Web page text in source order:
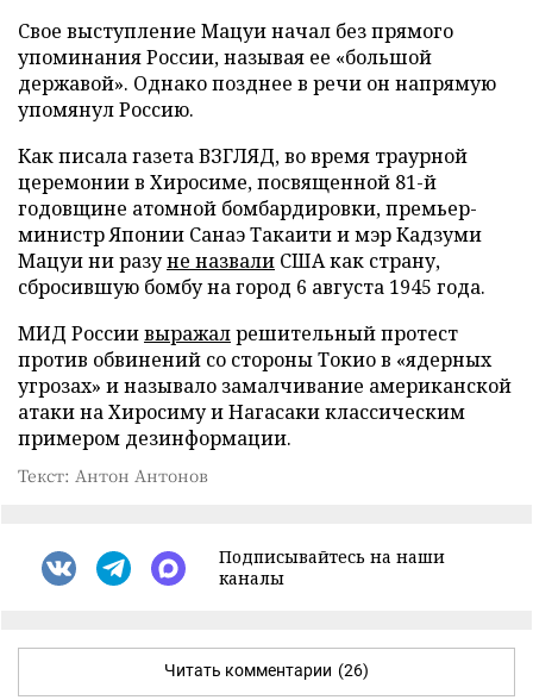
Свое выступление Мацуи начал без прямого
упоминания России, называя ее «большой
державой». Однако позднее в речи он напрямую
упомянул Россию.
Как писала газета ВЗГЛЯД, во время траурной
церемонии в Хиросиме, посвященной 81-й
годовщине атомной бомбардировки, премьер-
министр Японии Санаэ Такаити и мэр Кадзуми
Мацуи ни разуне назвали США как страну,
сбросившую бомбу на город 6 августа 1945 года.
МИД Россиивыражалрешительный протест
против обвинений со стороны Токио в «ядерных
угрозах» и называло замалчивание американской
атаки на Хиросиму и Нагасаки классическим
примером дезинформации.
Текст: Антон Антонов
Подписывайтесь на наши
каналы
Читать комментарии (26)